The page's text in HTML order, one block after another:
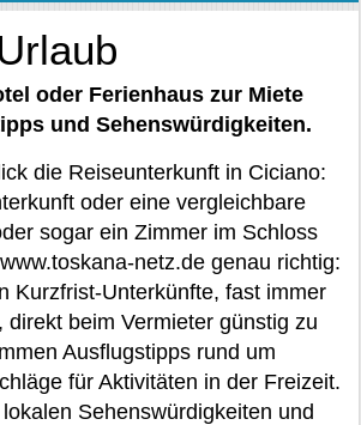
oder Ferienhaus zur Miete
und Sehenswürdigkeiten.
die Reiseunterkunft in Ciciano:
oder eine vergleichbare
sogar ein Zimmer im Schloss
netz.de genau richtig:
Kurzfrist-Unterkünfte, fast immer
direkt beim Vermieter günstig zu
Ausflugstipps rund um
für Aktivitäten in der Freizeit.
Sehenswürdigkeiten und